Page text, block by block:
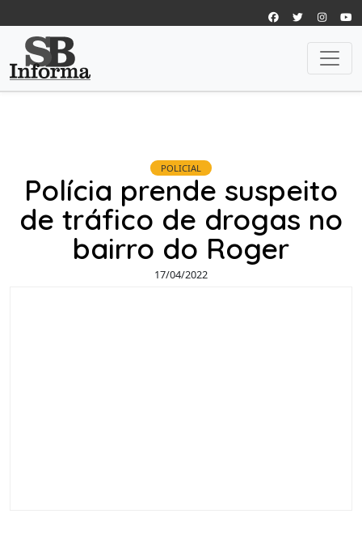
POLICIAL
Polícia prende suspeito
de tráfico de drogas no
bairro do Roger
17/04/2022